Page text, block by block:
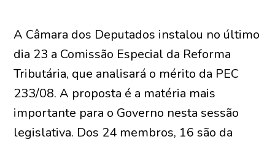
A Câmara dos Deputados instalou no último
dia 23 a Comissão Especial da Reforma
Tributária, que analisará o mérito da PEC
233/08. A proposta é a matéria mais
importante para o Governo nesta sessão
legislativa. Dos 24 membros, 16 são da